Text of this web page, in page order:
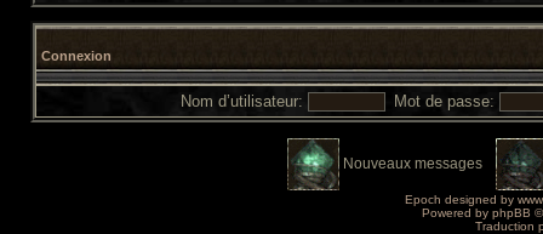
Connexion
Nom d’utilisateur: Mot de passe:
Nouveaux messages
Epoch designed by
Powered by phpBB
Traduction